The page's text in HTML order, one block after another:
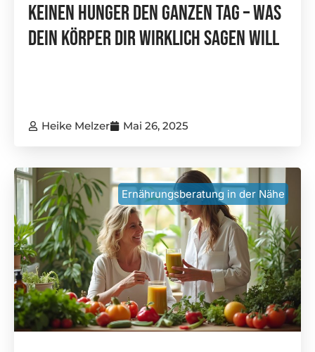
Keinen Hunger Den Ganzen Tag – Was
Dein Körper Dir Wirklich Sagen Will
Heike Melzer Mai 26, 2025
Ernährungsberatung in der Nähe